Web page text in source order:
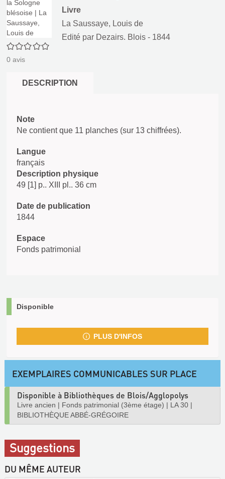
0/5
0 avis
Livre
La Saussaye, Louis de
Edité par Dezairs. Blois - 1844
DESCRIPTION
Note
Ne contient que 11 planches (sur 13 chiffrées).
Langue
français
Description physique
49 [1] p.. XIII pl.. 36 cm
Date de publication
1844
Espace
Fonds patrimonial
Disponible
PLUS D'INFOS
EXEMPLAIRES COMMUNICABLES SUR PLACE
Disponible à Bibliothèques de Blois/Agglopolys
Livre ancien | Fonds patrimonial (3ème étage) | LA 30 |
BIBLIOTHÈQUE ABBÉ-GRÉGOIRE
Suggestions
DU MÊME AUTEUR